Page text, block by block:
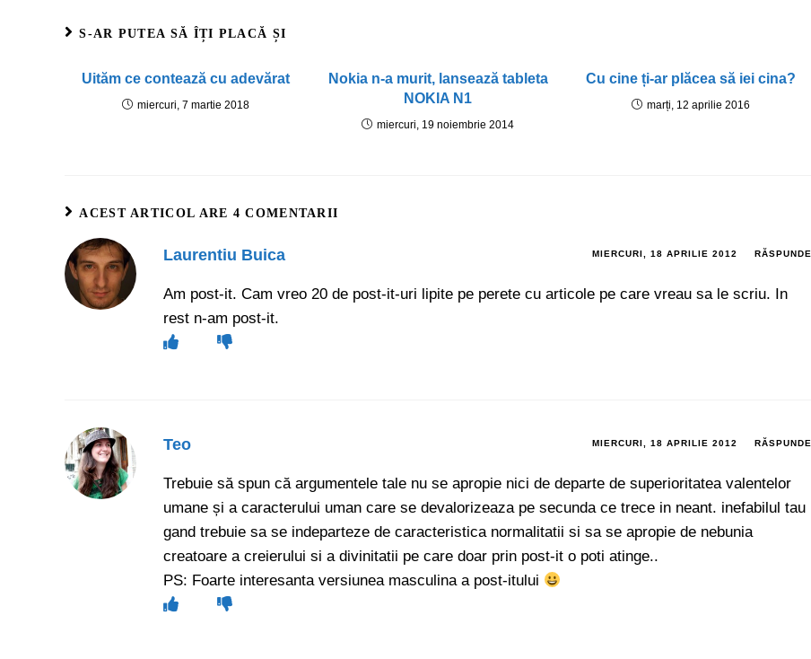
S-AR PUTEA SĂ ÎȚI PLACĂ ȘI
Uităm ce contează cu adevărat
miercuri, 7 martie 2018
Nokia n-a murit, lansează tableta
NOKIA N1
miercuri, 19 noiembrie 2014
Cu cine ți-ar plăcea să iei cina?
marți, 12 aprilie 2016
ACEST ARTICOL ARE 4 COMENTARII
Laurentiu Buica MIERCURI, 18 APRILIE 2012 RĂSPUNDE
Am post-it. Cam vreo 20 de post-it-uri lipite pe perete cu articole pe care vreau sa le scriu. In
rest n-am post-it.
Teo MIERCURI, 18 APRILIE 2012 RĂSPUNDE
Trebuie să spun că argumentele tale nu se apropie nici de departe de superioritatea valentelor
umane și a caracterului uman care se devalorizeaza pe secunda ce trece in neant. inefabilul tau
gand trebuie sa se indeparteze de caracteristica normalitatii si sa se apropie de nebunia
creatoare a creierului si a divinitatii pe care doar prin post-it o poti atinge..
PS: Foarte interesanta versiunea masculina a post-itului